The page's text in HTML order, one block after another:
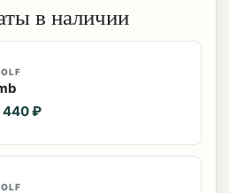
в наличии
440 ₽